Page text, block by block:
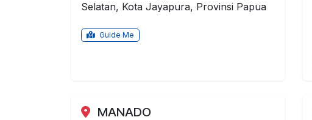
Selatan, Kota Jayapura, Provinsi Papua
Guide Me
MANADO